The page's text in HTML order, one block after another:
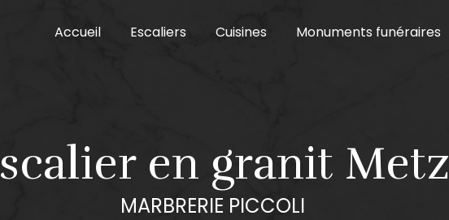
Accueil Escaliers Cuisines Monuments funéraires
Escalier en granit Metz
MARBRERIE PICCOLI